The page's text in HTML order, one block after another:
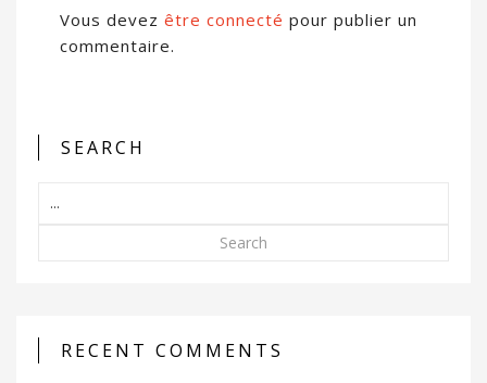
Vous devez être connecté pour publier un
commentaire.
SEARCH
Search
RECENT COMMENTS